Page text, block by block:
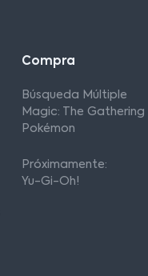
Compra
Búsqueda Múltiple
Magic: The Gathering
Pokémon
Próximamente:
Yu-Gi-Oh!